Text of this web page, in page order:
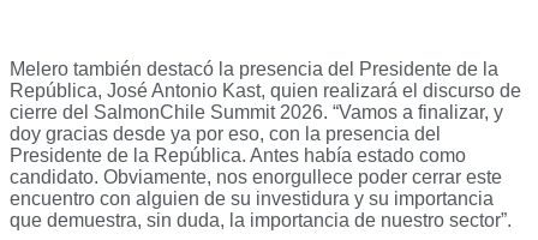
Melero también destacó la presencia del Presidente de la
República, José Antonio Kast, quien realizará el discurso de
cierre del SalmonChile Summit 2026. “Vamos a finalizar, y
doy gracias desde ya por eso, con la presencia del
Presidente de la República. Antes había estado como
candidato. Obviamente, nos enorgullece poder cerrar este
encuentro con alguien de su investidura y su importancia
que demuestra, sin duda, la importancia de nuestro sector”.